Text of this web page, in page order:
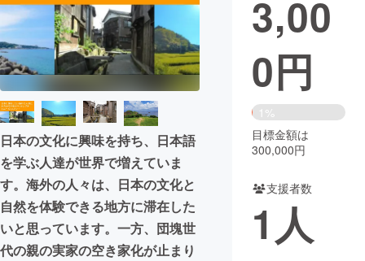
映像・映画 書籍・雑誌
ビジネス・起業 チャレンジ
まちづくり・地域活性化
CAMPFIRE for Social Good
CAMPFIRE Creation
CAMPFIREふるさと納税machi-ya コミュニティ
日本の文化に興味を持ち、日本語
を学ぶ人達が世界で増えていま
す。海外の人々は、日本の文化と
自然を体験できる地方に滞在した
いと思っています。一方、団塊世
代の親の実家の空き家化が止まり
3,00
0円
1%
目標金額は
300,000円
支援者数
1人